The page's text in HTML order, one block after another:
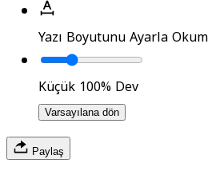
Yazı Boyutunu Ayarla
Küçük 100%Dev
Varsayılana dön
Paylaş